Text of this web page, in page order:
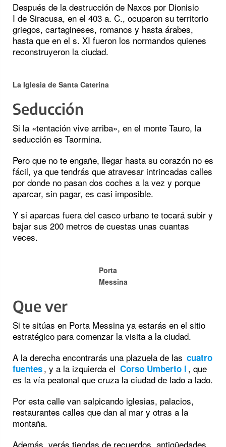
Después de la destrucción de Naxos por Dionisio
I de Siracusa, en el 403 a. C., ocuparon su territorio
griegos, cartagineses, romanos y hasta árabes,
hasta que en el s. XI fueron los normandos quienes
reconstruyeron la ciudad.
La Iglesia de Santa Caterina
Seducción
Si la «tentación vive arriba», en el monte Tauro, la
seducción es Taormina.
Pero que no te engañe, llegar hasta su corazón no es
fácil, ya que tendrás que atravesar intrincadas calles
por donde no pasan dos coches a la vez y porque
aparcar, sin pagar, es casi imposible.
Y si aparcas fuera del casco urbano te tocará subir y
bajar sus 200 metros de cuestas unas cuantas
veces.
Porta
Messina
Que ver
Si te sitúas en Porta Messina ya estarás en el sitio
estratégico para comenzar la visita a la ciudad.
A la derecha encontrarás una plazuela de las cuatro
fuentes, y a la izquierda el Corso Umberto I , que
es la vía peatonal que cruza la ciudad de lado a lado.
Por esta calle van salpicando iglesias, palacios,
restaurantes calles que dan al mar y otras a la
montaña.
Además, verás tiendas de recuerdos, antigüedades,